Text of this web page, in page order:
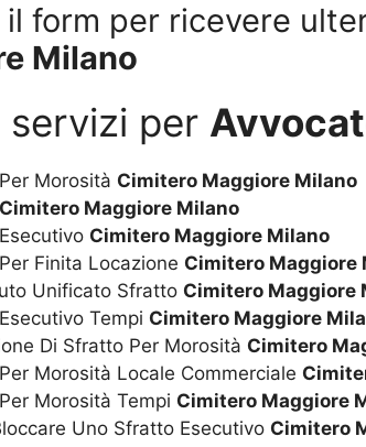
il form per ricevere
Milano
servizi per
Morosità Cimitero Maggiore Milano
Cimitero Maggiore Milano
Cimitero Maggiore Milano
Finita Locazione Cimitero Maggiore
Unificato Sfratto Cimitero Maggiore
Tempi Cimitero Maggiore
Di Sfratto Per Morosità Cimitero
Morosità Locale Commerciale
Morosità Tempi Cimitero Maggiore
Uno Sfratto Esecutivo Cimitero